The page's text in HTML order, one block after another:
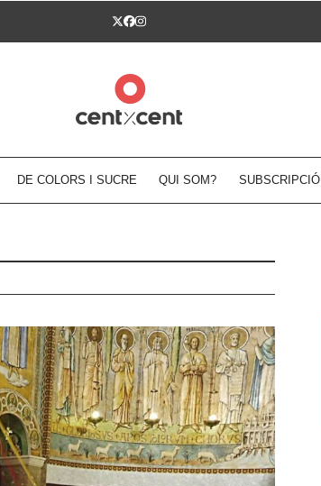
Twitter
Facebook
Instagram
DE COLORS I SUCRE QUI SOM? SUBSCRIPCIÓ